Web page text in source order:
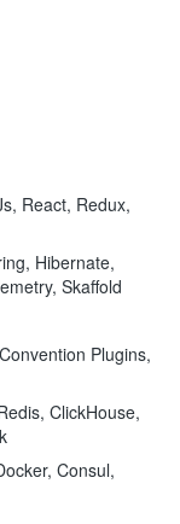
React, Redux,
Hibernate,
Skaffold
Plugins,
ClickHouse,
Consul,